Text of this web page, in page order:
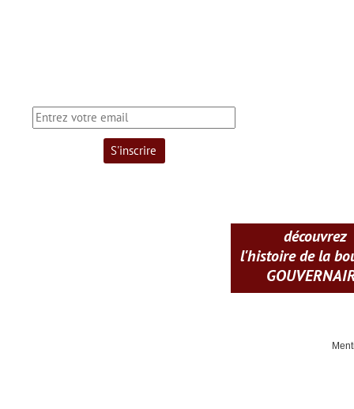
découvrez
l'histoire de la